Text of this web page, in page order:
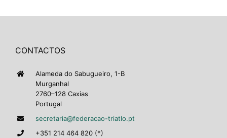
CONTACTOS
Alameda do Sabugueiro, 1-B
Murganhal
2760–128 Caxias
Portugal
secretaria@federacao-triatlo.pt
+351 214 464 820 (*)